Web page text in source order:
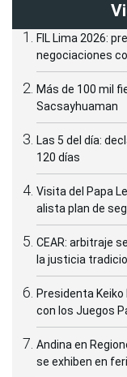
FIL Lima 2026:
negociaciones
Más de 100 mil
Sacsayhuaman
Las 5 del día:
120 días
Visita del Papa
alista plan de
CEAR: arbitraje
la justicia
Presidenta
con los Juegos
Andina en
se exhiben en